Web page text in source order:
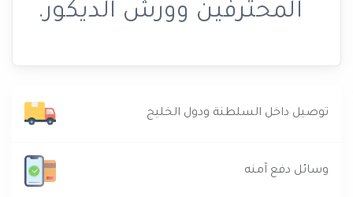
المحترفين وورش الديكور.
توصيل داخل السلطنة ودول الخليج
وسائل دفع آمنه